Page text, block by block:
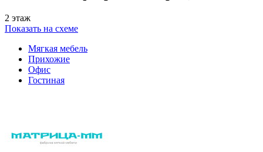
2 этаж
Показать на схеме
Мягкая мебель
Прихожие
Офис
Гостиная